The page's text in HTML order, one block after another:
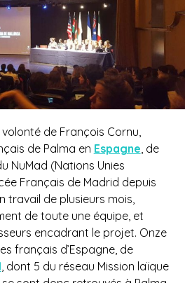
de François Cornu,
de Palma en Espagne, de
NuMad (Nations Unies
Français de Madrid depuis
travail de plusieurs mois,
de toute une équipe, et
encadrant le projet. Onze
français d’Espagne, de
, dont 5 du réseau Mission laïque